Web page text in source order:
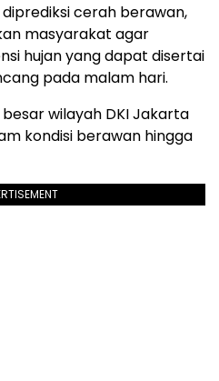
cerah berawan,
masyarakat agar
hujan yang dapat disertai
pada malam hari.
wilayah DKI Jakarta
kondisi berawan hingga